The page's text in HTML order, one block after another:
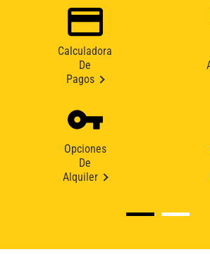
Calculadora
De
Pagos
Opciones
De
Alquiler